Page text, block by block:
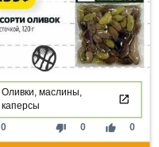
Оливки, маслины,
каперсы
thumb_down 0 thumb_up 0
0